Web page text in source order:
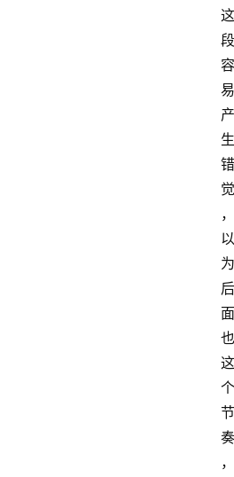
这
段
容
易
产
生
错
觉
，
以
为
后
面
也
这
个
节
奏
，